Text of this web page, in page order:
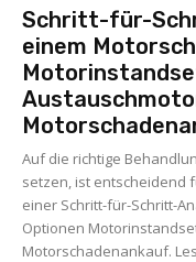
Schritt-für-
einem
Auf die richtige
setzen, ist entscheidend
einer Schritt-für-Schritt-
Optionen
Motorschadenankauf.